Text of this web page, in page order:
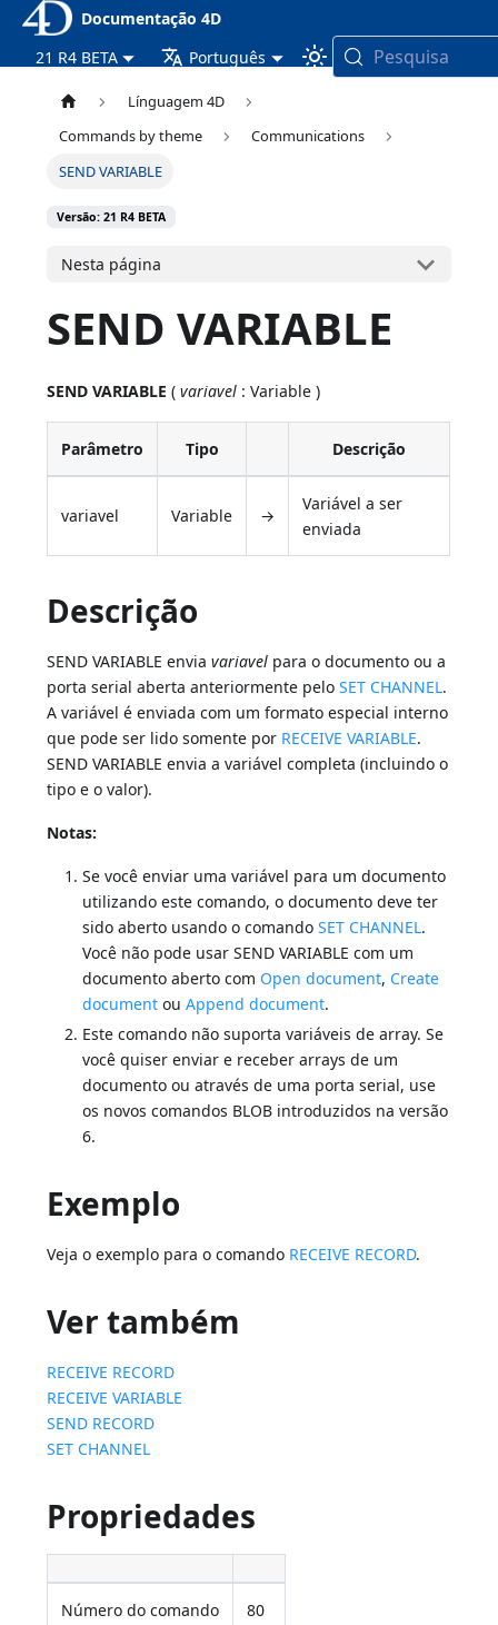
Documentação 4D
21 R4 BETA
Português Pesquisa
Línguagem 4D
Commands by theme
Communications
SEND VARIABLE
Versão: 21 R4 BETA
Nesta página
SEND VARIABLE
SEND VARIABLE (variavel : Variable )
Parâmetro Tipo Descrição
variavel Variable →
Variável a ser
enviada
Descrição
SEND VARIABLE enviavariavel para o documento ou a
porta serial aberta anteriormente peloSET CHANNEL.
A variável é enviada com um formato especial interno
que pode ser lido somente por RECEIVE VARIABLE.
SEND VARIABLE envia a variável completa (incluindo o
tipo e o valor).
Notas:
Se você enviar uma variável para um documento
utilizando este comando, o documento deve ter
sido aberto usando o comandoSET CHANNEL.
Você não pode usar SEND VARIABLE com um
documento aberto com Open document, Create
document ouAppend document.
Este comando não suporta variáveis de array. Se
você quiser enviar e receber arrays de um
documento ou através de uma porta serial, use
os novos comandos BLOB introduzidos na versão
6.
Exemplo
Veja o exemplo para o comando RECEIVE RECORD.
Ver também
RECEIVE RECORD
RECEIVE VARIABLE
SEND RECORD
SET CHANNEL
Propriedades
Número do comando 80